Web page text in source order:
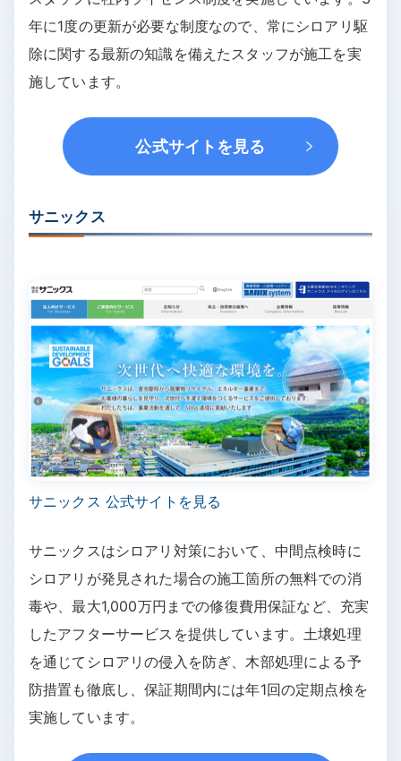
年に1度の更新が必要な制度なので、常にシロアリ駆
除に関する最新の知識を備えたスタッフが施工を実
施しています。
公式サイトを見る
サニックス
サニックス 公式サイトを見る
サニックスはシロアリ対策において、中間点検時に
シロアリが発見された場合の施工箇所の無料での消
毒や、最大1,000万円までの修復費用保証など、充実
したアフターサービスを提供しています。土壌処理
を通じてシロアリの侵入を防ぎ、木部処理による予
防措置も徹底し、保証期間内には年1回の定期点検を
実施しています。